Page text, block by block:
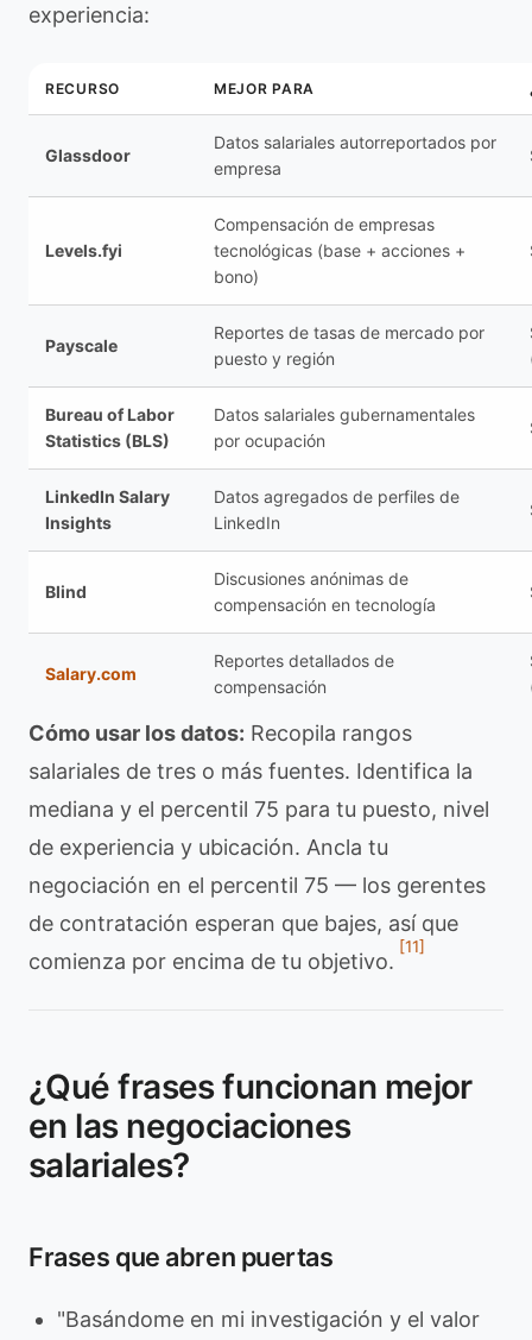
experiencia:
RECURSO MEJOR PARA
Glassdoor
Datos salariales autorreportados por
empresa
Levels.fyi
Compensación de empresas
tecnológicas (base + acciones +
bono)
Payscale
Reportes de tasas de mercado por
puesto y región
Bureau of Labor
Statistics (BLS)
Datos salariales gubernamentales
por ocupación
LinkedIn Salary
Insights
Datos agregados de perfiles de
LinkedIn
Blind
Discusiones anónimas de
compensación en tecnología
Salary.com
Reportes detallados de
compensación
Cómo usar los datos: Recopila rangos
salariales de tres o más fuentes. Identifica la
mediana y el percentil 75 para tu puesto, nivel
de experiencia y ubicación. Ancla tu
negociación en el percentil 75 — los gerentes
de contratación esperan que bajes, así que
comienza por encima de tu objetivo.
[11]
¿Qué frases funcionan mejor
en las negociaciones
salariales?
Frases que abren puertas
"Basándome en mi investigación y el valor